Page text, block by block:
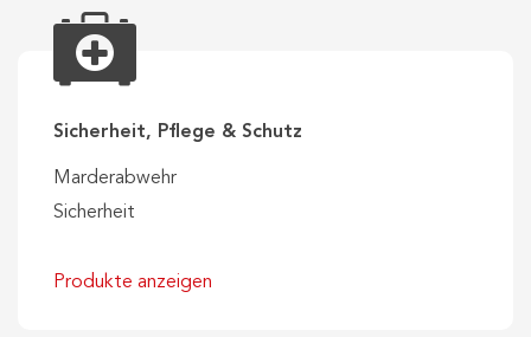
Sicherheit, Pflege & Schutz
Marderabwehr
Sicherheit
Produkte anzeigen